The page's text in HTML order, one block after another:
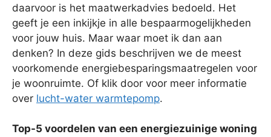
daarvoor is het maatwerkadvies bedoeld. Het
geeft je een inkijkje in alle bespaarmogelijkheden
voor jouw huis. Maar waar moet ik dan aan
denken? In deze gids beschrijven we de meest
voorkomende energiebesparingsmaatregelen voor
je woonruimte. Of klik door voor meer informatie
over lucht-water warmtepomp.
Top-5 voordelen van een energiezuinige woning